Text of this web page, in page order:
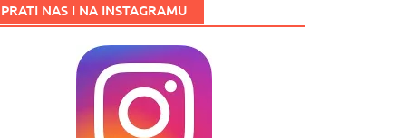
PRATI NAS I NA INSTAGRAMU